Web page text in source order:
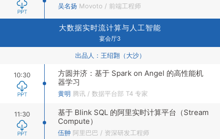
吴名扬 Movoto / 前端工程师
大数据实时流计算与人工智能
宴会厅3
出品人： 王绍翾（大沙）
10:30
方圆并济：基于 Spark on Angel 的高性能机
器学习
黄明 腾讯 / 数据平台部 T4 专家
11:30
基于 Blink SQL 的阿里实时计算平台（Stream
Compute）
伍翀 阿里巴巴 / 资深研发工程师